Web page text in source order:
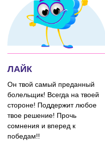
ЛАЙК
Он твой самый преданный
болельщик! Всегда на твоей
стороне! Поддержит любое
твое решение! Прочь
сомнения и вперед к
победам!!